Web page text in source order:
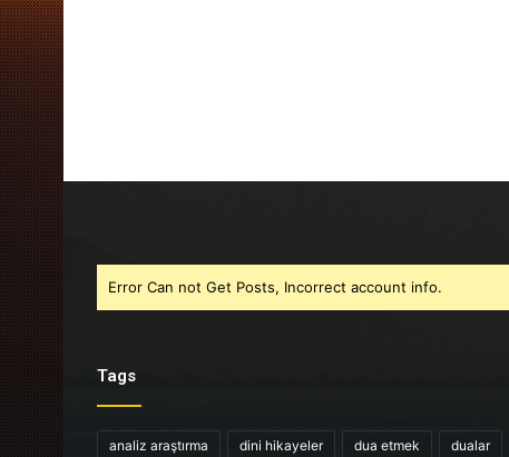
Error Can not Get Posts, Incorrect account info.
Tags
analiz araştırma dini hikayeler dua etmek dualar